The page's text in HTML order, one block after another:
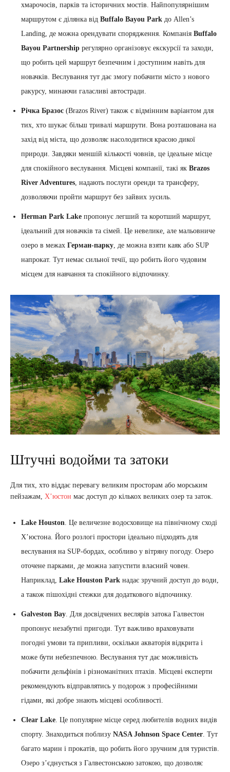
хмарочосів, парків та історичних мостів. Найпопулярнішим
маршрутом є ділянка від Buffalo Bayou Park до Allen’s
Landing, де можна орендувати спорядження. Компанія Buffalo
Bayou Partnership регулярно організовує екскурсії та заходи,
що робить цей маршрут безпечним і доступним навіть для
новачків. Веслування тут дає змогу побачити місто з нового
ракурсу, минаючи галасливі автостради.
Річка Бразос (Brazos River) також є відмінним варіантом для
тих, хто шукає більш тривалі маршрути. Вона розташована на
захід від міста, що дозволяє насолодитися красою дикої
природи. Завдяки меншій кількості човнів, це ідеальне місце
для спокійного веслування. Місцеві компанії, такі як Brazos
River Adventures , надають послуги оренди та трансферу,
дозволяючи пройти маршрут без зайвих зусиль.
Herman Park Lake пропонує легший та коротший маршрут,
ідеальний для новачків та сімей. Це невелике, але мальовниче
озеро в межах Герман-парку , де можна взяти каяк або SUP
напрокат. Тут немає сильної течії, що робить його чудовим
місцем для навчання та спокійного відпочинку.
Штучні водойми та затоки
Для тих, хто віддає перевагу великим просторам або морським
пейзажам, Х’юстон має доступ до кількох великих озер та заток.
Lake Houston . Це величезне водосховище на північному сході
Х’юстона. Його розлогі простори ідеально підходять для
веслування на SUP-бордах, особливо у вітряну погоду. Озеро
оточене парками, де можна запустити власний човен.
Наприклад, Lake Houston Park надає зручний доступ до води,
а також пішохідні стежки для додаткового відпочинку.
Galveston Bay . Для досвідчених веслярів затока Галвестон
пропонує незабутні пригоди. Тут важливо враховувати
погодні умови та припливи, оскільки акваторія відкрита і
може бути небезпечною. Веслування тут дає можливість
побачити дельфінів і різноманітних птахів. Місцеві експерти
рекомендують відправлятись у подорож з професійними
гідами, які добре знають місцеві особливості.
Clear Lake . Це популярне місце серед любителів водних видів
спорту. Знаходиться поблизу NASA Johnson Space Center . Тут
багато марин і прокатів, що робить його зручним для туристів.
Озеро з’єднується з Галвестонською затокою, що дозволяє